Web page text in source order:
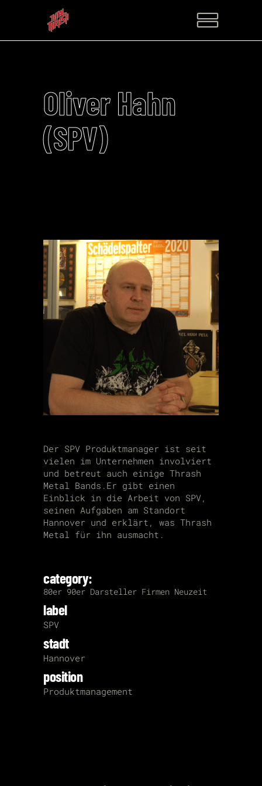
Oliver Hahn
(SPV)
Der SPV Produktmanager ist seit
vielen im Unternehmen involviert
und betreut auch einige Thrash
Metal Bands.Er gibt einen
Einblick in die Arbeit von SPV,
seinen Aufgaben am Standort
Hannover und erklärt, was Thrash
Metal für ihn ausmacht.
category:
80er 90er Darsteller Firmen Neuzeit
label
SPV
stadt
Hannover
position
Produktmanagement